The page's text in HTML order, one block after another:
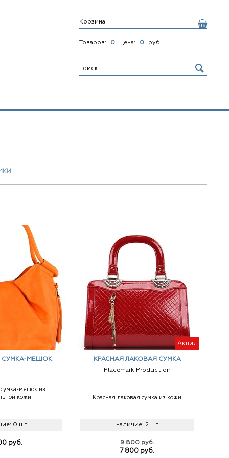
Корзина
Товаров: 0 Цена: 0 руб.
СУМКА-МЕШОК
мешок из
кожи
0 шт
руб.
Акция
КРАСНАЯ ЛАКОВАЯ СУМКА
Placemark Production
Красная лаковая сумка из кожи
наличие: 2 шт
9 800 руб.
7 800 руб.